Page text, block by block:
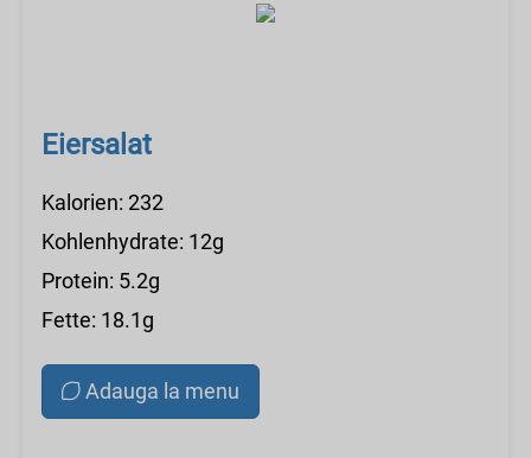
Eiersalat
Kalorien: 232
Kohlenhydrate: 12g
Protein: 5.2g
Fette: 18.1g
Adauga la menu